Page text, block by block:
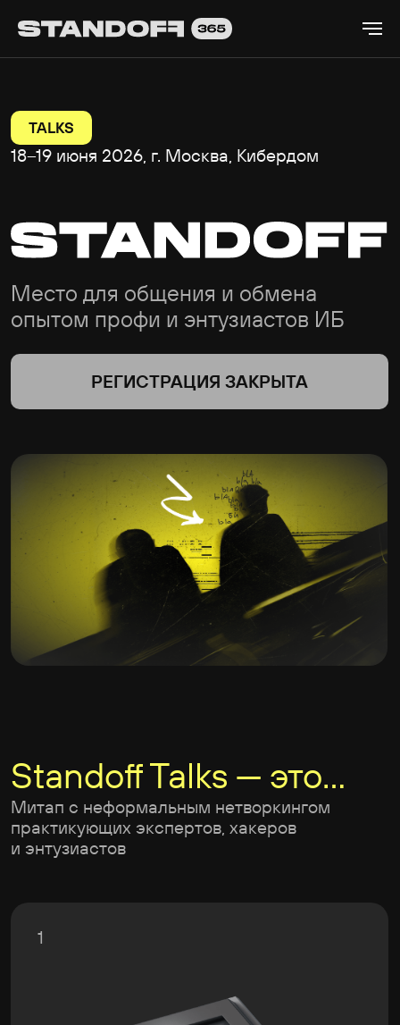
18–19 июня 2026, г. Москва, Кибердом
Место для общения и обмена
опытом профи и энтузиастов ИБ
РЕГИСТРАЦИЯ ЗАКРЫТА
Standoff Talks — это...
Митап с неформальным нетворкингом
практикующих экспертов, хакеров